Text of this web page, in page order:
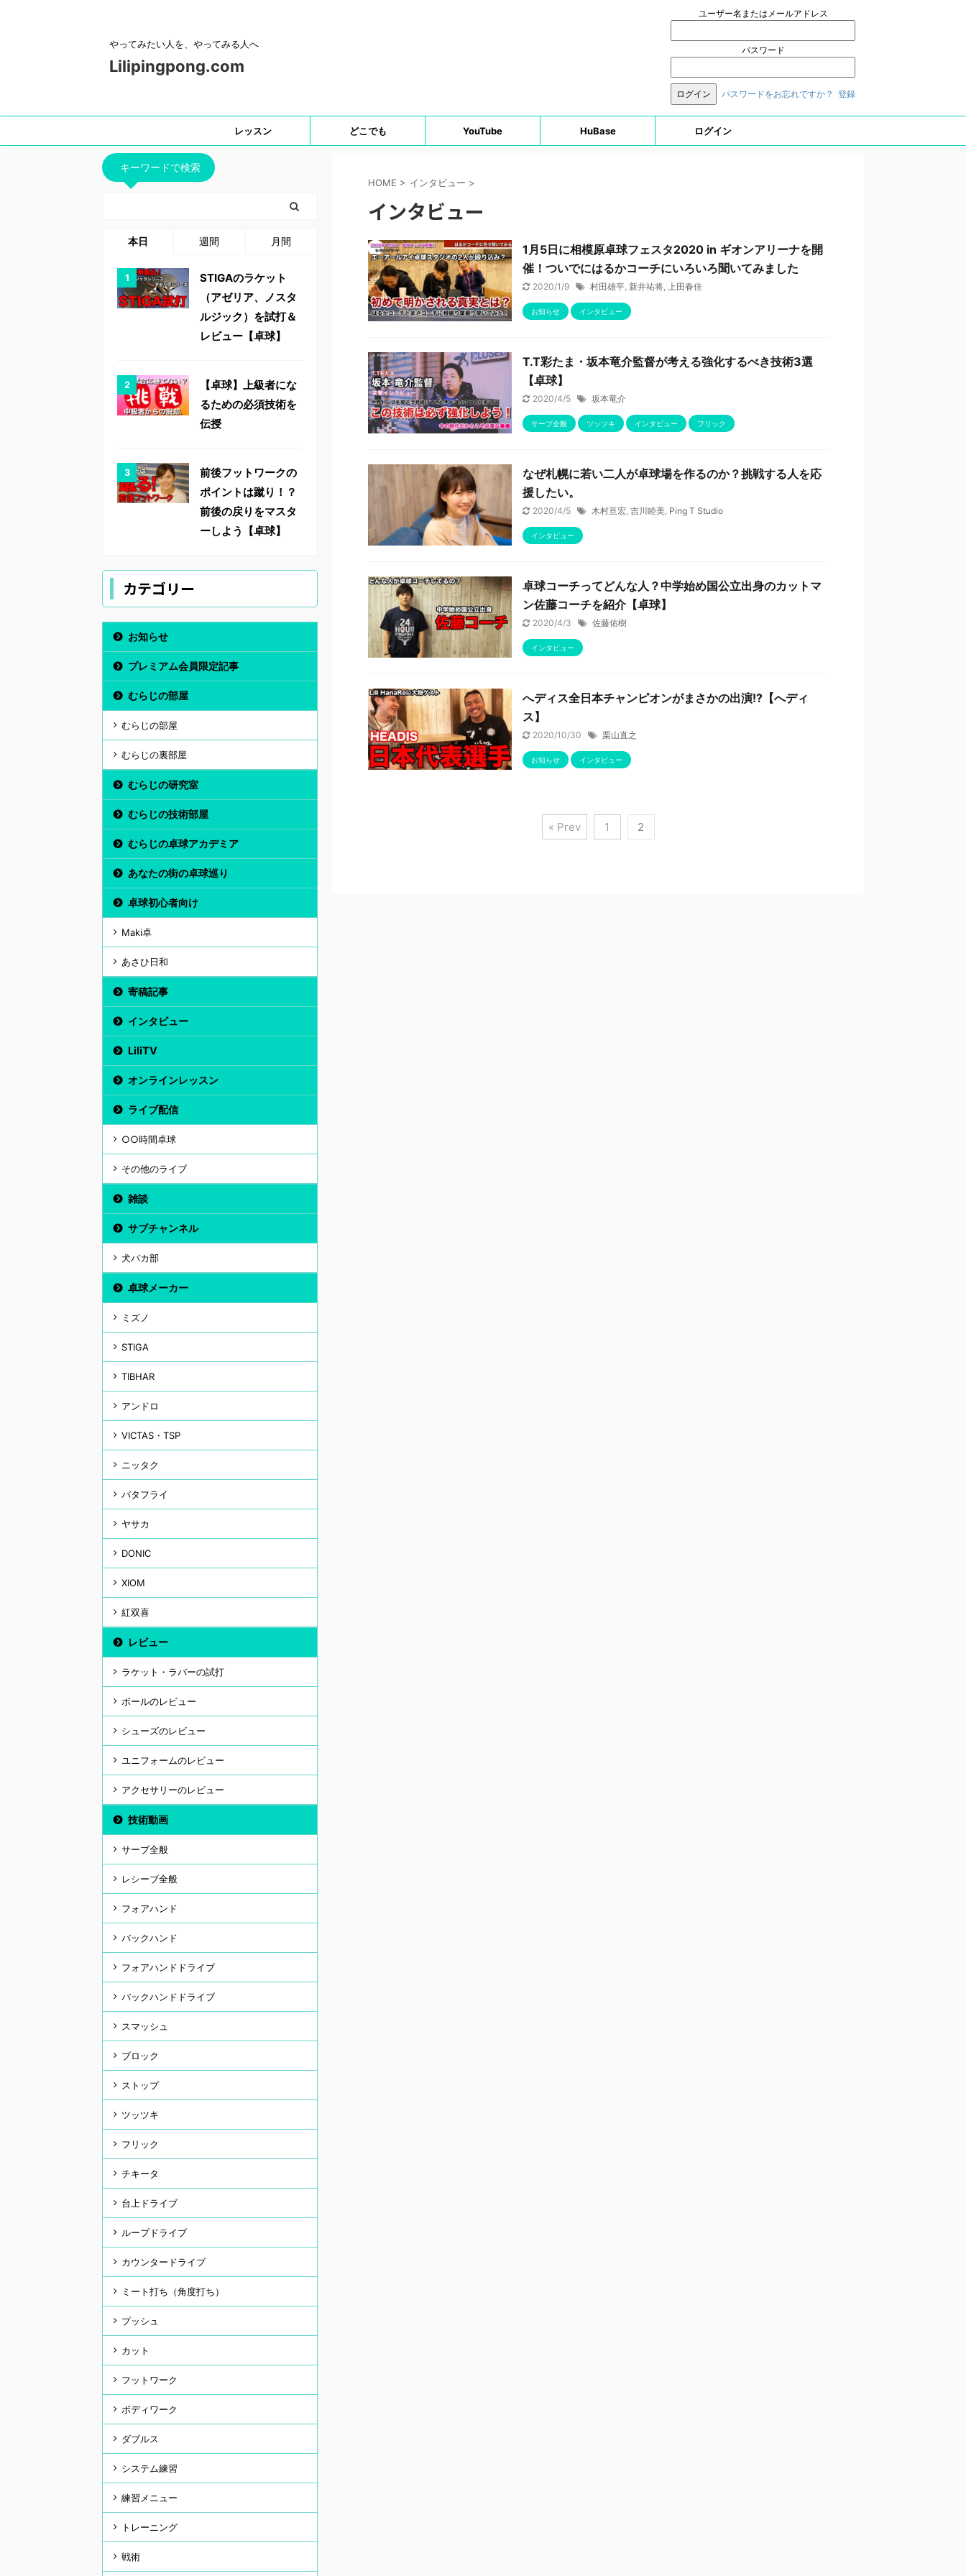
やってみたい人を、やってみる人へ
Lilipingpong.com
ユーザー名またはメールアドレス
パスワード
パスワードをお忘れですか？ 登録
レッスン どこでも YouTube HuBase ログイン
HOME > インタビュー >
インタビュー
1月5日に相模原卓球フェスタ2020 in ギオンアリーナを開
催！ついでにはるかコーチにいろいろ聞いてみました
2020/1/9 村田雄平, 新井祐将, 上田春佳
お知らせ インタビュー
T.T彩たま・坂本竜介監督が考える強化するべき技術3選
【卓球】
2020/4/5 坂本竜介
サーブ全般 ツッツキ インタビュー フリック
なぜ札幌に若い二人が卓球場を作るのか？挑戦する人を応
援したい。
2020/4/5 木村亘宏, 吉川睦美, Ping T Studio
インタビュー
卓球コーチってどんな人？中学始め国公立出身のカットマ
ン佐藤コーチを紹介【卓球】
2020/4/3 佐藤佑樹
インタビュー
へディス全日本チャンピオンがまさかの出演!?【へディ
ス】
2020/10/30 栗山直之
お知らせ インタビュー
« Prev 1 2
キーワードで検索
本日 週間 月間
STIGAのラケット
（アゼリア、ノスタ
ルジック）を試打＆
レビュー【卓球】
【卓球】上級者にな
るための必須技術を
伝授
前後フットワークの
ポイントは蹴り！？
前後の戻りをマスタ
ーしよう【卓球】
カテゴリー
お知らせ
プレミアム会員限定記事
むらじの部屋
むらじの部屋
むらじの裏部屋
むらじの研究室
むらじの技術部屋
むらじの卓球アカデミア
あなたの街の卓球巡り
卓球初心者向け
Maki卓
あさひ日和
寄稿記事
インタビュー
LiliTV
オンラインレッスン
ライブ配信
○○時間卓球
その他のライブ
雑談
サブチャンネル
犬バカ部
卓球メーカー
ミズノ
STIGA
TIBHAR
アンドロ
VICTAS・TSP
ニッタク
バタフライ
ヤサカ
DONIC
XIOM
紅双喜
レビュー
ラケット・ラバーの試打
ボールのレビュー
シューズのレビュー
ユニフォームのレビュー
アクセサリーのレビュー
技術動画
サーブ全般
レシーブ全般
フォアハンド
バックハンド
フォアハンドドライブ
バックハンドドライブ
スマッシュ
ブロック
ストップ
ツッツキ
フリック
チキータ
台上ドライブ
ループドライブ
カウンタードライブ
ミート打ち（角度打ち）
プッシュ
カット
フットワーク
ボディワーク
ダブルス
システム練習
練習メニュー
トレーニング
戦術